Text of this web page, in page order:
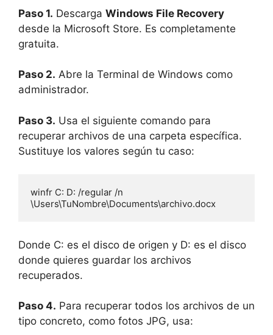
Paso 1. Descarga Windows File Recovery
desde la Microsoft Store. Es completamente
gratuita.
Paso 2. Abre la Terminal de Windows como
administrador.
Paso 3. Usa el siguiente comando para
recuperar archivos de una carpeta específica.
Sustituye los valores según tu caso:
winfr C: D: /regular /n
\Users\TuNombre\Documents\archivo.docx
Donde C: es el disco de origen y D: es el disco
donde quieres guardar los archivos
recuperados.
Paso 4. Para recuperar todos los archivos de un
tipo concreto, como fotos JPG, usa: